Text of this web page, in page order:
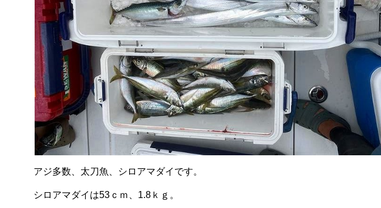
アジ多数、太刀魚、シロアマダイです。
シロアマダイは53ｃｍ、1.8ｋｇ。